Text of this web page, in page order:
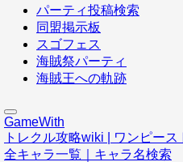
パーティ投稿検索
同盟掲示板
スゴフェス
海賊祭パーティ
海賊王への軌跡
GameWith
トレクル攻略wiki | ワンピー
全キャラ一覧｜キャラ名検索